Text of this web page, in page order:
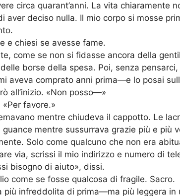
circa quarant’anni. La vita chiaramente
aver deciso nulla. Il mio corpo si mosse
e chiesi se avesse fame.
come se non si fidasse ancora della
borse della spesa. Poi, senza
aveva comprato anni prima—e lo posai
all’inizio. «Non posso—»
«Per favore.»
mentre chiudeva il cappotto. Le
guance mentre sussurrava grazie più e più
Solo come qualcuno che non era
via, scrissi il mio indirizzo e numero di
bisogno di aiuto», dissi.
come se fosse qualcosa di fragile. Sacro.
più infreddolita di prima—ma più leggera in